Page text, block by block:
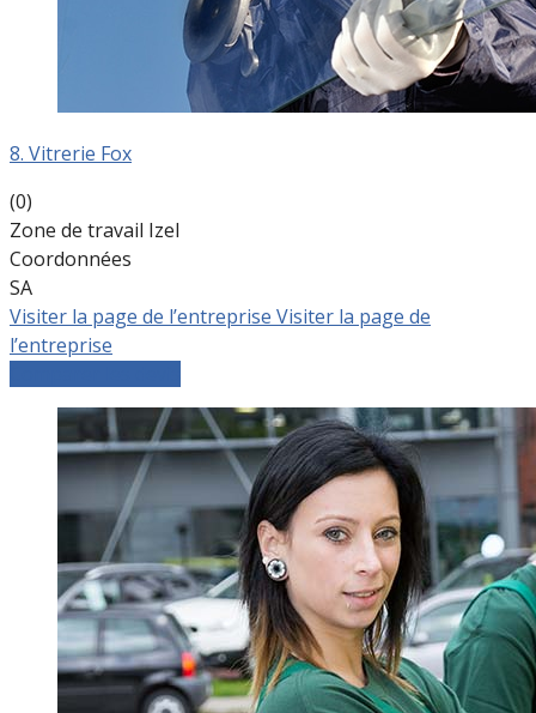
8. Vitrerie Fox
(0)
Zone de travail Izel
Coordonnées
SA
Visiter la page de l’entreprise Visiter la page de
l’entreprise